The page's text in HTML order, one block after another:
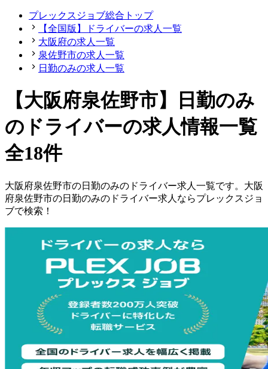
プレックスジョブ総合トップ
【全国版】ドライバーの求人一覧
大阪府の求人一覧
泉佐野市の求人一覧
日勤のみの求人一覧
【大阪府泉佐野市】日勤のみ
のドライバーの求人情報一覧
全18件
大阪府泉佐野市の日勤のみの ドライバー求人一覧です。 大阪
府泉佐野市の日勤のみの ドライバー求人ならプレックスジョ
ブで検索！